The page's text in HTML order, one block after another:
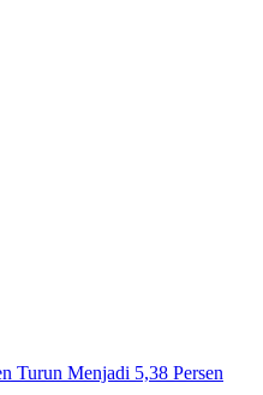
Turun Menjadi 5,38 Persen